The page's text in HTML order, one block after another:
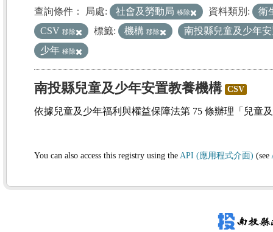
查詢條件： 局處: 社會及勞動局 移除 資料類別:
衛
CSV 移除 標籤: 機構 移除
南投縣兒童及少年
少年 移除
南投縣兒童及少年安置教養機構 CSV
依據兒童及少年福利與權益保障法第 75 條辦理「兒童
You can also access this registry using the API (應用程式介面) (see